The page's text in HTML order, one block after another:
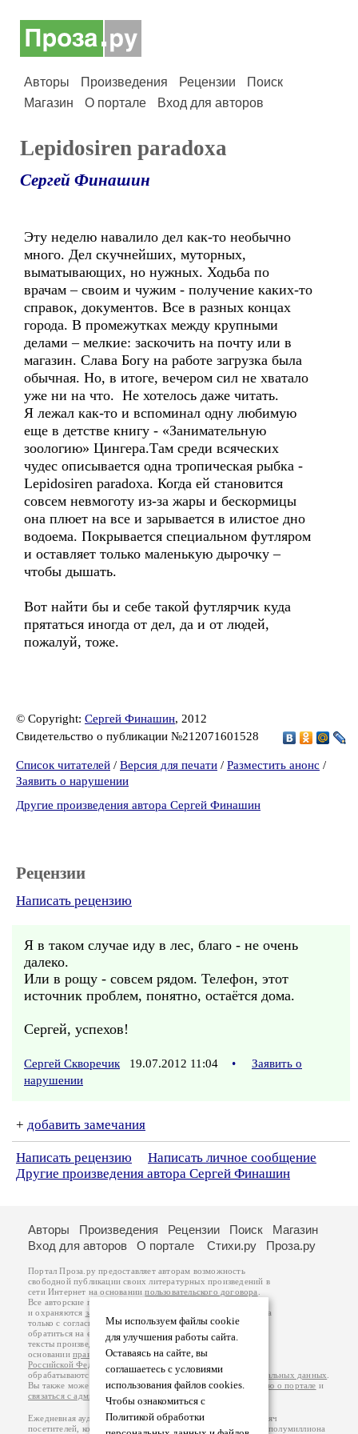
Авторы Произведения Рецензии
Поиск
Магазин
О портале Вход для авторов
Lepidosiren paradoxa
Сергей Финашин
Эту неделю навалило дел как-то необычно
много. Дел скучнейших, муторных,
выматывающих, но нужных. Ходьба по
врачам – своим и чужим - получение каких-то
справок, документов. Все в разных концах
города. В промежутках между крупными
делами – мелкие: заскочить на почту или в
магазин. Слава Богу на работе загрузка была
обычная. Но, в итоге, вечером сил не хватало
уже ни на что. Не хотелось даже читать.
Я лежал как-то и вспоминал одну любимую
еще в детстве книгу - «Занимательную
зоологию» Цингера.Там среди всяческих
чудес описывается одна тропическая рыбка -
Lepidosiren paradoxa. Когда ей становится
совсем невмоготу из-за жары и бескормицы
она плюет на все и зарывается в илистое дно
водоема. Покрывается специальном футляром
и оставляет только маленькую дырочку –
чтобы дышать.
Вот найти бы и себе такой футлярчик куда
прятаться иногда от дел, да и от людей,
пожалуй, тоже.
© Copyright: Сергей Финашин, 2012
Свидетельство о публикации №212071601528
Список читателей / Версия для печати / Разместить анонс /
Заявить о нарушении
Другие произведения автора Сергей Финашин
Рецензии
Написать рецензию
Я в таком случае иду в лес, благо - не очень
далеко.
Или в рощу - совсем рядом. Телефон, этот
источник проблем, понятно, остаётся дома.
Сергей, успехов!
Сергей Скворечик 19.07.2012 11:04 •
Заявить о
нарушении
+ добавить замечания
Написать рецензию
Написать личное сообщение
Другие произведения автора Сергей Финашин
Мы используем файлы cookie
для улучшения работы сайта.
Оставаясь на сайте, вы
соглашаетесь с условиями
использования файлов cookies.
Чтобы ознакомиться с
Политикой обработки
Авторы Произведения Рецензии Поиск
Магазин
Вход для авторов
О портале Стихи.ру Проза.ру
Портал Проза.ру предоставляет авторам возможность
свободной публикации своих литературных произведений в
сети Интернет на основаниипользовательского договора
Все авторские права на произведения принадлежат авторам
и охраняются законом
. Перепечатка произведений возможна
только с согласия его автора, к которому вы можете
обратиться на его авторской странице. Ответственность за
тексты произведений авторы несут самостоятельно на
основанииправил публикацииизаконодательства
Российской Федерации
обрабатываются на основанииПолитики обработки персональных данных
Вы также можете посмотреть более подробнуюинформацию о портале и
связаться с администрацией
Ежедневная аудитория портала Проза.ру – порядка 100 тысяч
посетителей, которые в общей сумме просматривают более полумиллиона